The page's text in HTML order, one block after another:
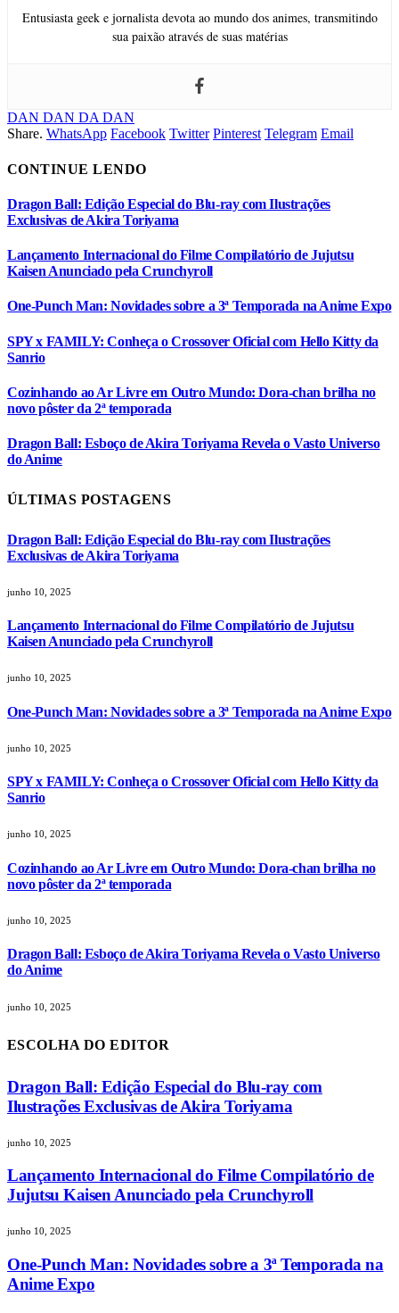
Entusiasta geek e jornalista devota ao mundo dos animes, transmitindo
sua paixão através de suas matérias
DAN DAN DA DAN
Share. WhatsApp Facebook Twitter Pinterest Telegram Email
CONTINUE LENDO
Dragon Ball: Edição Especial do Blu-ray com Ilustrações
Exclusivas de Akira Toriyama
Lançamento Internacional do Filme Compilatório de Jujutsu
Kaisen Anunciado pela Crunchyroll
One-Punch Man: Novidades sobre a 3ª Temporada na Anime Expo
SPY x FAMILY: Conheça o Crossover Oficial com Hello Kitty da
Sanrio
Cozinhando ao Ar Livre em Outro Mundo: Dora-chan brilha no
novo pôster da 2ª temporada
Dragon Ball: Esboço de Akira Toriyama Revela o Vasto Universo
do Anime
ÚLTIMAS POSTAGENS
Dragon Ball: Edição Especial do Blu-ray com Ilustrações
Exclusivas de Akira Toriyama
junho 10, 2025
Lançamento Internacional do Filme Compilatório de Jujutsu
Kaisen Anunciado pela Crunchyroll
junho 10, 2025
One-Punch Man: Novidades sobre a 3ª Temporada na Anime Expo
junho 10, 2025
SPY x FAMILY: Conheça o Crossover Oficial com Hello Kitty da
Sanrio
junho 10, 2025
Cozinhando ao Ar Livre em Outro Mundo: Dora-chan brilha no
novo pôster da 2ª temporada
junho 10, 2025
Dragon Ball: Esboço de Akira Toriyama Revela o Vasto Universo
do Anime
junho 10, 2025
ESCOLHA DO EDITOR
Dragon Ball: Edição Especial do Blu-ray com
Ilustrações Exclusivas de Akira Toriyama
junho 10, 2025
Lançamento Internacional do Filme Compilatório de
Jujutsu Kaisen Anunciado pela Crunchyroll
junho 10, 2025
One-Punch Man: Novidades sobre a 3ª Temporada na
Anime Expo